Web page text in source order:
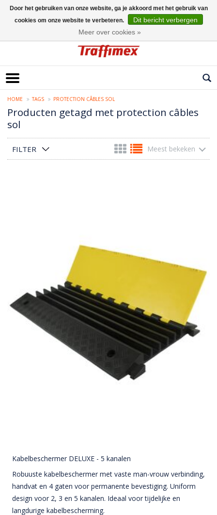
HOME TAGS PROTECTION CÂBLES SOL
Producten getagd met protection câbles
sol
FILTER Meest bekeken
Kabelbeschermer DELUXE - 5 kanalen
Robuuste kabelbeschermer met vaste man-vrouw verbinding,
handvat en 4 gaten voor permanente bevestiging. Uniform
design voor 2, 3 en 5 kanalen. Ideaal voor tijdelijke en
langdurige kabelbescherming.
Door het gebruiken van onze website, ga je akkoord met het gebruik van
cookies om onze website te verbeteren.
Dit bericht verbergen
Meer over cookies »